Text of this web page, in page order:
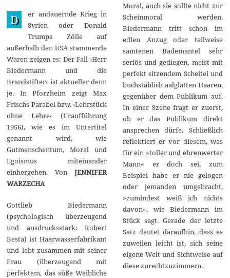
1
8
D
er andauernde Krieg in
Syrien oder Donald
Trumps Zölle auf
außerhalb den USA stammende
Waren zeigen es: Der Fall ›Herr
Biedermann und die
Brandstifter‹ ist aktueller denn
je. In Pforzheim zeigt Max
Frischs Parabel bzw. ›Lehrstück
ohne Lehre‹ (Uraufführung
1956), wie es im Untertitel
genannt wird, wie
Gutmenschentum, Moral und
Egoismus miteinander
einhergehen. VonJENNIFER
WARZECHA
Gottlieb Biedermann
(psychologisch überzeugend
und ausdrucksstark: Robert
Besta) ist Haarwasserfabrikant
und lebt zusammen mit seiner
Frau (überzeugend mit
perfektem, das süße Weibliche
Moral, auch sie sollte nicht zur
Scheinmoral werden.
Biedermann tritt schon im
edlen Anzug oder teilweise
samtenen Bademantel sehr
seriös und gediegen, meist mit
perfekt sitzendem Scheitel und
buchstäblich aalglatten Haaren,
gegenüber dem Publikum auf.
In einer Szene fragt er zuerst,
ob er das Publikum direkt
ansprechen dürfe. Schließlich
reflektiert er vor diesem, was
für ein »toller und ehrenwerter
Mann« er doch sei, zum
Beispiel habe er nie gelogen
oder jemanden umgebracht,
»zumindest weiß ich nichts
davon«, wie Biedermann im
Stück sagt. Gerade der letzte
Satz deutet daraufhin, dass es
zuweilen leicht ist, sich seine
eigene Welt und Sichtweise auf
diese zurechtzuzimmern.